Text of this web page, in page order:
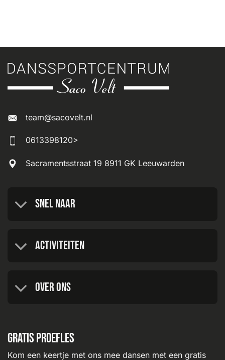
team@sacovelt.nl
0613398120>
Sacramentsstraat 19 8911 GK Leeuwarden
Snel naar
Activiteiten
Over ons
Gratis proefles
Kom een keertje met ons mee dansen met een gratis